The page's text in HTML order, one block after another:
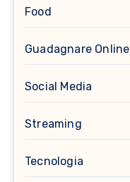
Food
Guadagnare Online
Social Media
Streaming
Tecnologia